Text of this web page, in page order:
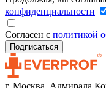
конфиденциальности
Согласен с политикой